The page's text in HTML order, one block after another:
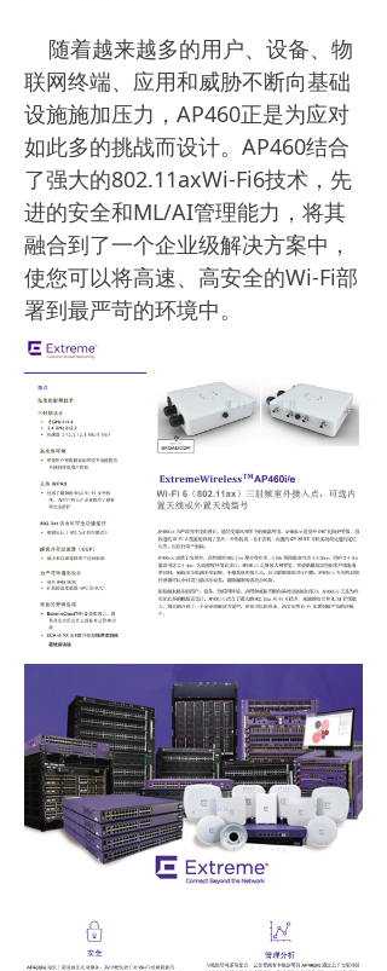
随着越来越多的用户、设备、物
联网终端、应用和威胁不断向基础
设施施加压力，AP460正是为应对
如此多的挑战而设计。AP460结合
了强大的802.11axWi-Fi6技术，先
进的安全和ML/AI管理能力，将其
融合到了一个企业级解决方案中，
使您可以将高速、高安全的Wi-Fi部
署到最严苛的环境中。